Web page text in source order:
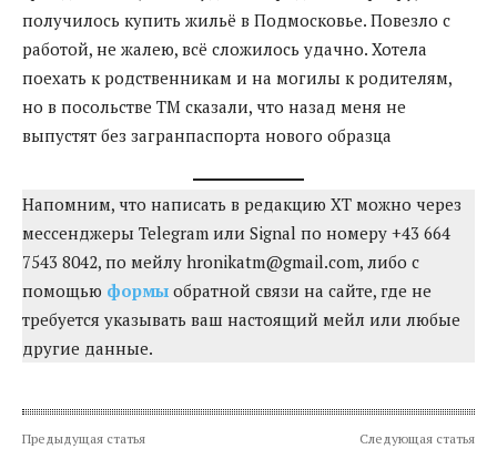
получилось купить жильё в Подмосковье. Повезло с
работой, не жалею, всё сложилось удачно. Хотела
поехать к родственникам и на могилы к родителям,
но в посольстве ТМ сказали, что назад меня не
выпустят без загранпаспорта нового образца
Напомним, что написать в редакцию ХТ можно через
мессенджеры Telegram или Signal по номеру +43 664
7543 8042, по мейлу hronikatm@gmail.com, либо с
помощью формы обратной связи на сайте, где не
требуется указывать ваш настоящий мейл или любые
другие данные.
Предыдущая статья Следующая статья